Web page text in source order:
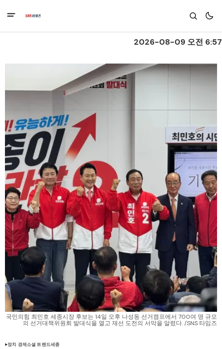
2026-08-09 오전 6:57
국민의힘 최민호 세종시장 후보는 14일 오후 나성동 선거캠프에서 700여 명 규모
의 선거대책위원회 발대식을 열고 재선 도전의 서막을 알렸다. /SNS 타임즈
정치 경제소셜 트렌드세종